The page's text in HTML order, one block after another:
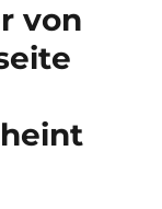
von